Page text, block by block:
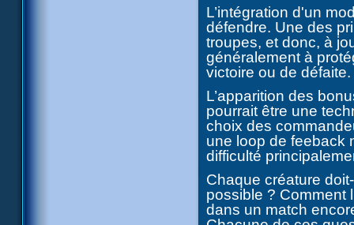
L’intégration d'un
défendre. Une des
troupes, et donc, à
généralement à
victoire ou de défaite.
L’apparition des
pourrait être une
choix des
une loop de feeback
difficulté
Chaque créature
possible ? Comment
dans un match